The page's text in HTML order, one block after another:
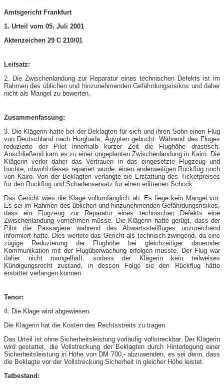
Amtsgericht Frankfurt
1. Urteil vom 05. Juli 2001
Aktenzeichen 29 C 210/01
Leitsatz:
2. Die Zwischenlandung zur Reparatur eines technischen Defekts ist im
Rahmen des üblichen und hinzunehmenden Gefährdungsrisikos und daher
nicht als Mangel zu bewerten.
Zusammenfassung:
3. Die Klägerin hatte bei der Beklagten für sich und ihren Sohn einen Flug
von Deutschland nach Hurghada, Ägypten gebucht. Während des Fluges
reduzierte der Pilot innerhalb kurzer Zeit die Flughöhe drastisch.
Anschließend kam es zu einer ungeplanten Zwischenlandung in Kairo. Die
Klägerin verlor daher das Vertrauen in das eingesetzte Flugzeug und
buchte, obwohl dieses repariert wurde, einen anderweitigen Rückflug noch
von Kairo. Von der Beklagten verlangte sie Erstattung des Ticketpreises
für den Rückflug und Schadensersatz für einen erlittenen Schock.
Das Gericht wies die Klage vollumfänglich ab. Es liege kein Mangel vor.
Es sei im Rahmen des üblichen und hinzunehmenden Gefährdungsrisikos,
dass ein Flugzeug zur Reparatur eines technischen Defekts eine
Zwischenlandung vornehmen müsse. Die Klägerin hatte gerügt, dass der
Pilot die Passagiere während des Abwärtssteilfluges unzureichend
informiert hatte. Dies wertete das Gericht als technisch zwingend, da eine
zügige Reduzierung der Flughöhe bei gleichzeitiger dauernder
Kommunikation mit der Flugüberwachung erfolgen musste. Der Flug war
daher nicht mangelhaft, sodass der Klägerin kein teilweises
Kündigungsrecht zustand, in dessen Folge sie den Rückflug hätte
erstattet verlangen können.
Tenor:
4. Die Klage wird abgewiesen.
Die Klägerin hat die Kosten des Rechtsstreits zu tragen.
Das Urteil ist ohne Sicherheitsleistung vorläufig vollstreckbar. Der Klägerin
wird gestattet, die Vollstreckung der Beklagten durch Hinterlegung einer
Sicherheitsleistung in Höhe von DM 700,- abzuwenden, es sei denn, dass
die Beklagte vor der Vollstreckung Sicherheit in gleicher Höhe leistet.
Tatbestand: